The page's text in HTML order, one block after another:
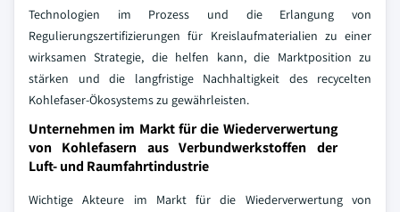
Technologien im Prozess und die Erlangung von
Regulierungszertifizierungen für Kreislaufmaterialien zu einer
wirksamen Strategie, die helfen kann, die Marktposition zu
stärken und die langfristige Nachhaltigkeit des recycelten
Kohlefaser-Ökosystems zu gewährleisten.
Unternehmen im Markt für die Wiederverwertung
von Kohlefasern aus Verbundwerkstoffen der
Luft- und Raumfahrtindustrie
Wichtige Akteure im Markt für die Wiederverwertung von